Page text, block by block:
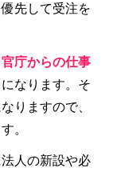
先して受注を
庁からの仕事
になります。そ
りますので、
。
人の新設や必